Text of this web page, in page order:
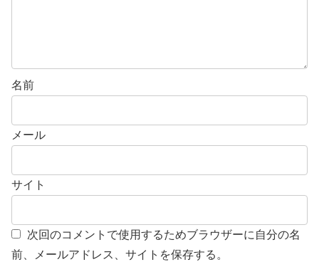
名前
メール
サイト
次回のコメントで使用するためブラウザーに自分の名
前、メールアドレス、サイトを保存する。